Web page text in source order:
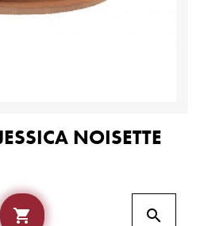
NOISETTE
 